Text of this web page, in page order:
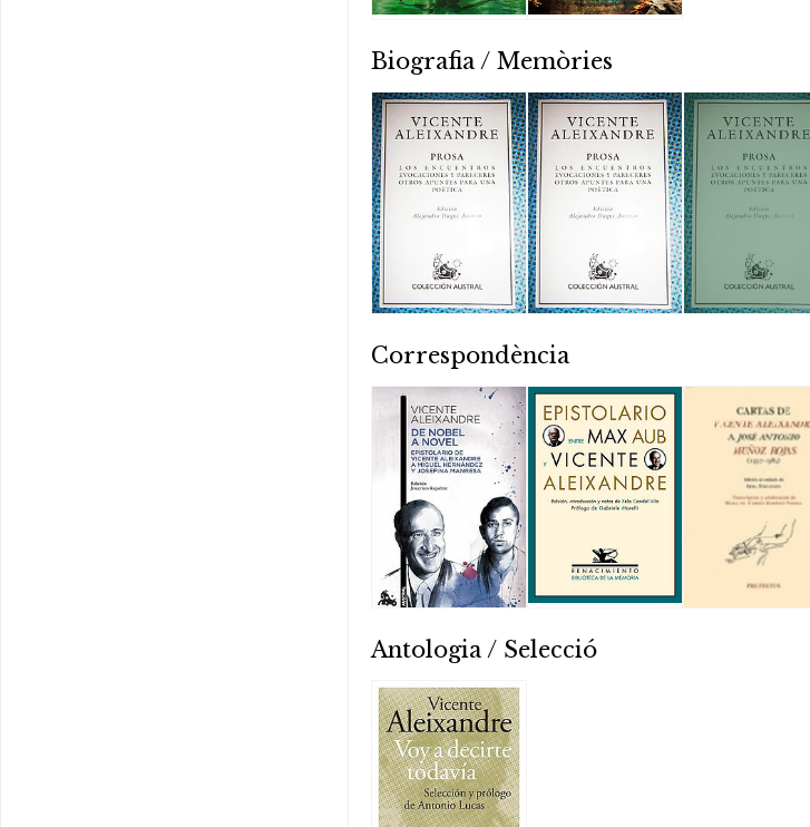
Biografia / Memòries
Correspondència
Antologia / Selecció